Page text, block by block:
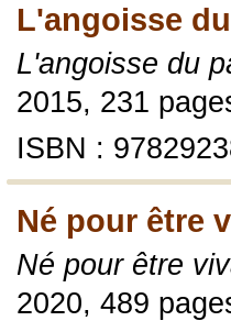
L'angoisse
L'angoisse du
2015, 231
ISBN :
Né pour être
Né pour être
2020, 489